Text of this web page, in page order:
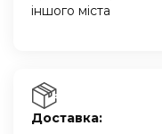
іншого міста
Доставка: